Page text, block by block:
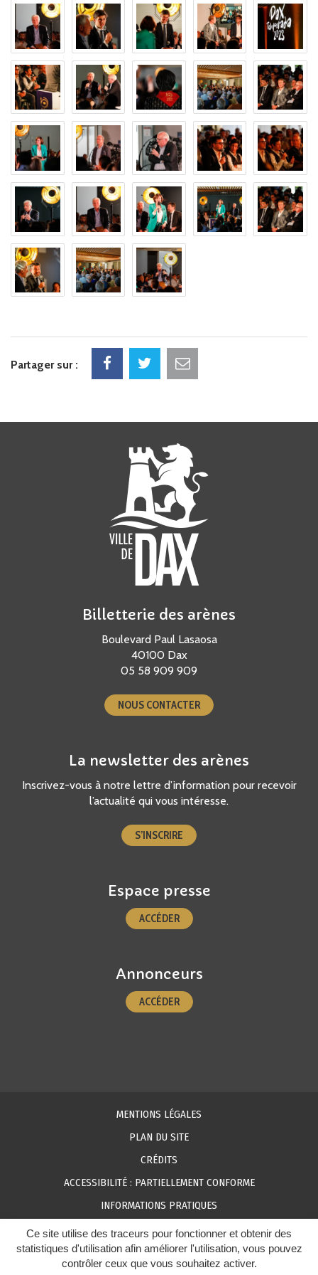
Ce site utilise des traceurs pour fonctionner et obtenir des
statistiques d'utilisation afin améliorer l'utilisation, vous pouvez
contrôler ceux que vous souhaitez activer.
Partager sur : Facebook
Twitter
Billetterie des arènes
Boulevard Paul Lasaosa
40100 Dax
05 58 909 909
NOUS CONTACTER
La newsletter des arènes
Inscrivez-vous à notre lettre d’information pour recevoir
l’actualité qui vous intéresse.
S’INSCRIRE
Espace presse
ACCÉDER
Annonceurs
ACCÉDER
MENTIONS LÉGALES
PLAN DU SITE
CRÉDITS
ACCESSIBILITÉ : PARTIELLEMENT CONFORME
INFORMATIONS PRATIQUES